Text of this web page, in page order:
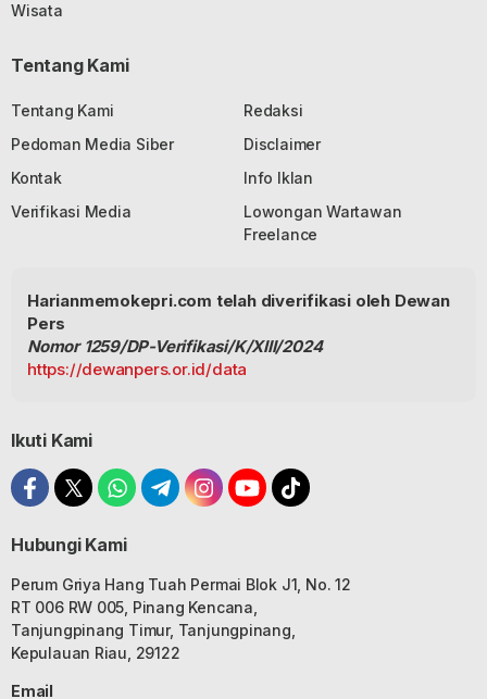
Wisata
Tentang Kami
Tentang Kami
Redaksi
Pedoman Media Siber
Disclaimer
Kontak
Info Iklan
Verifikasi Media
Lowongan Wartawan
Freelance
Harianmemokepri.com telah diverifikasi oleh Dewan
Pers
Nomor 1259/DP-Verifikasi/K/XIII/2024
https://dewanpers.or.id/data
Ikuti Kami
Hubungi Kami
Perum Griya Hang Tuah Permai Blok J1, No. 12
RT 006 RW 005, Pinang Kencana,
Tanjungpinang Timur, Tanjungpinang,
Kepulauan Riau, 29122
Email